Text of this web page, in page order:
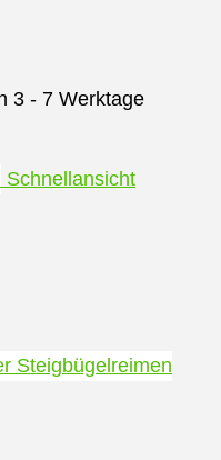
3 - 7 Werktage
Schnellansicht